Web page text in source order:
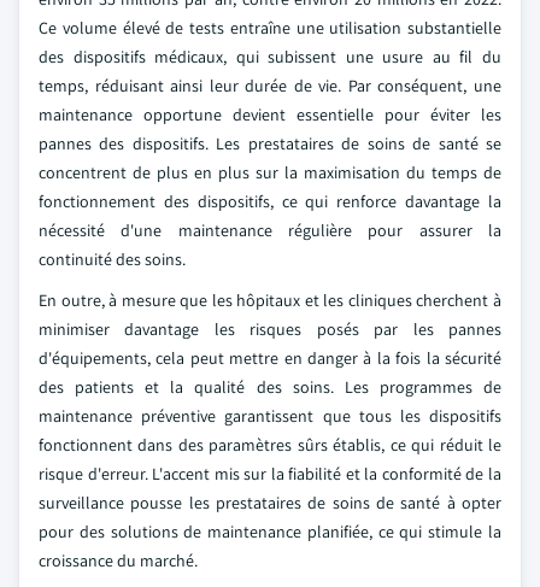
Ce volume élevé de tests entraîne une utilisation substantielle
des dispositifs médicaux, qui subissent une usure au fil du
temps, réduisant ainsi leur durée de vie. Par conséquent, une
maintenance opportune devient essentielle pour éviter les
pannes des dispositifs. Les prestataires de soins de santé se
concentrent de plus en plus sur la maximisation du temps de
fonctionnement des dispositifs, ce qui renforce davantage la
nécessité d'une maintenance régulière pour assurer la
continuité des soins.
En outre, à mesure que les hôpitaux et les cliniques cherchent à
minimiser davantage les risques posés par les pannes
d'équipements, cela peut mettre en danger à la fois la sécurité
des patients et la qualité des soins. Les programmes de
maintenance préventive garantissent que tous les dispositifs
fonctionnent dans des paramètres sûrs établis, ce qui réduit le
risque d'erreur. L'accent mis sur la fiabilité et la conformité de la
surveillance pousse les prestataires de soins de santé à opter
pour des solutions de maintenance planifiée, ce qui stimule la
croissance du marché.